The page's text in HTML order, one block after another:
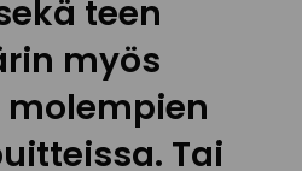
teen
myös
Tai